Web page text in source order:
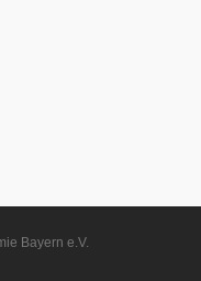
Bayern e.V.